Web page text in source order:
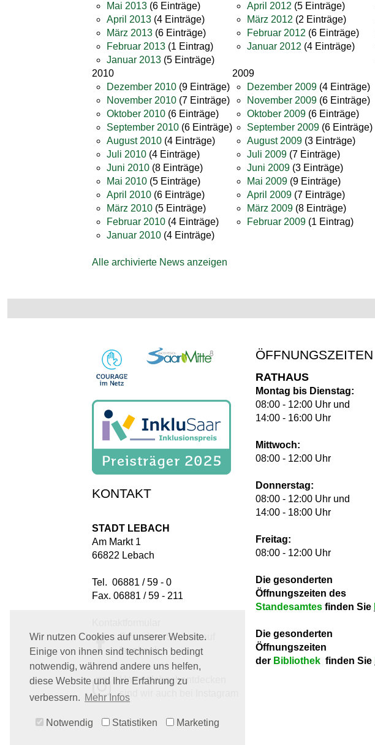
Wir nutzen Cookies auf unserer Website.
Einige von ihnen sind technisch bedingt
notwendig, während andere uns helfen,
diese Website und Ihre Erfahrung zu
verbessern. Mehr Infos
Notwendig Statistiken Marketing
Mai 2013 (6 Einträge)
April 2013 (4 Einträge)
März 2013 (6 Einträge)
Februar 2013 (1 Eintrag)
Januar 2013 (5 Einträge)
April 2012 (5 Einträge)
März 2012 (2 Einträge)
Februar 2012 (6 Einträge)
Januar 2012 (4 Einträge)
2010
Dezember 2010 (9 Einträge)
November 2010 (7 Einträge)
Oktober 2010 (6 Einträge)
September 2010 (6 Einträge)
August 2010 (4 Einträge)
Juli 2010 (4 Einträge)
Juni 2010 (8 Einträge)
Mai 2010 (5 Einträge)
April 2010 (6 Einträge)
März 2010 (5 Einträge)
Februar 2010 (4 Einträge)
Januar 2010 (4 Einträge)
2009
Dezember 2009 (4 Einträge)
November 2009 (6 Einträge)
Oktober 2009 (6 Einträge)
September 2009 (6 Einträge)
August 2009 (3 Einträge)
Juli 2009 (7 Einträge)
Juni 2009 (3 Einträge)
Mai 2009 (9 Einträge)
April 2009 (7 Einträge)
März 2009 (8 Einträge)
Februar 2009 (1 Eintrag)
Alle archivierte News anzeigen
KONTAKT
STADT LEBACH
Am Markt 1
66822 Lebach
Tel. 06881 / 59 - 0
Fax. 06881 / 59 - 211
Besuchen Sie uns auf
facebook
Unter #lebachentdecken
sind wir auch bei Instagram
ÖFFNUNGSZEITEN
RATHAUS
Montag bis Dienstag:
08:00 - 12:00 Uhr und
14:00 - 16:00 Uhr
Mittwoch:
08:00 - 12:00 Uhr
Donnerstag:
08:00 - 12:00 Uhr und
14:00 - 18:00 Uhr
Freitag:
08:00 - 12:00 Uhr
Die gesonderten
Öffnungszeiten des
Standesamtes finden Sie
Die gesonderten
Öffnungszeiten
der Bibliothek finden Sie